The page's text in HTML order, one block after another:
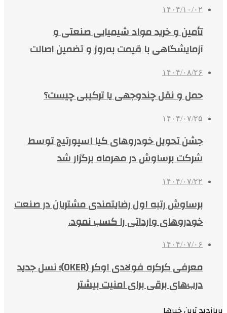
۱۴۰۴/۱۰/۰۲
تأمین و خرید مواد شیمیایی صنعتی و
آزمایشگاهی با قیمت به‌روز و تضمین اصالت
۱۴۰۴/۰۸/۲۶
حمل و نقل چندوجهی یا ترکیبی چیست؟
۱۴۰۴/۰۷/۲۵
جشن تحویل خودروهای کیا اسپورتیج توسط
شرکت برساوش در مهرماه برگزار شد
۱۴۰۴/۰۷/۲۲
برساوش رتبه اول رضایتمندی مشتریان در صنعت
خودروهای وارداتی را کسب نمود.
۱۴۰۴/۰۷/۰۶
معرفی کرکره فولادی اوکر (OKER)؛ نسل جدید
درب‌های برقی برای امنیت بیشتر